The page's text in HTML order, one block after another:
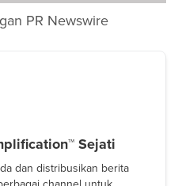
PR Newswire
Sejati
dan distribusikan berita